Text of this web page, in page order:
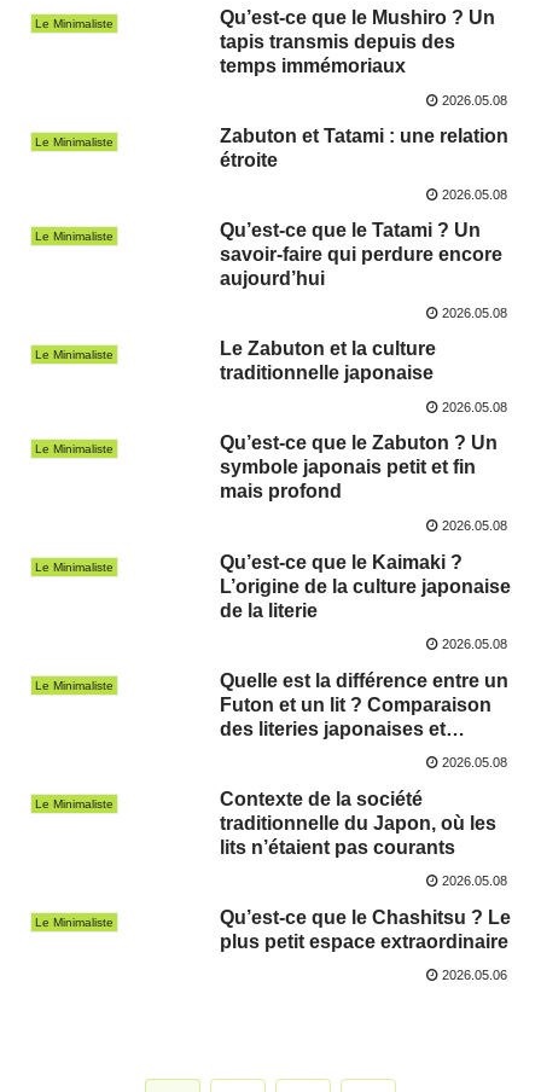
Le Minimaliste
Qu’est-ce que le Mushiro ? Un
tapis transmis depuis des
temps immémoriaux
2026.05.08
Le Minimaliste
Zabuton et Tatami : une relation
étroite
2026.05.08
Le Minimaliste
Qu’est-ce que le Tatami ? Un
savoir-faire qui perdure encore
aujourd’hui
2026.05.08
Le Minimaliste
Le Zabuton et la culture
traditionnelle japonaise
2026.05.08
Le Minimaliste
Qu’est-ce que le Zabuton ? Un
symbole japonais petit et fin
mais profond
2026.05.08
Le Minimaliste
Qu’est-ce que le Kaimaki ?
L’origine de la culture japonaise
de la literie
2026.05.08
Le Minimaliste
Quelle est la différence entre un
Futon et un lit ? Comparaison
des literies japonaises et
2026.05.08
Le Minimaliste
Contexte de la société
traditionnelle du Japon, où les
lits n’étaient pas courants
2026.05.08
Le Minimaliste
Qu’est-ce que le Chashitsu ? Le
plus petit espace extraordinaire
2026.05.06